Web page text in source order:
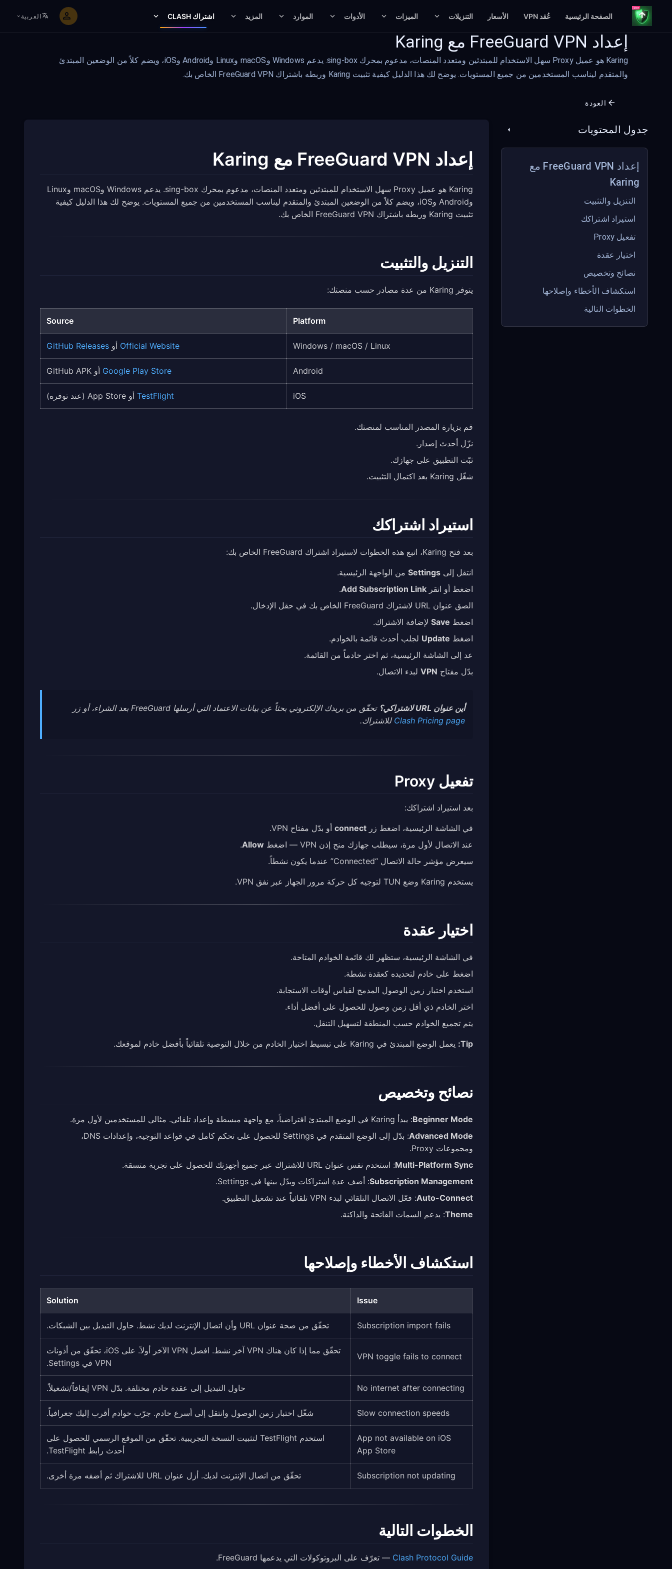
الصفحة الرئيسية عُقد VPN الأسعار التنزيلات الميزات الأدوات الموارد المزيد اشتراك CLASH العربية
إعداد FreeGuard VPN مع Karing
Karing هو عميل Proxy سهل الاستخدام للمبتدئين ومتعدد المنصات، مدعوم بمحرك sing-box. يدعم Windows وmacOS وLinux وAndroid وiOS، ويضم كلاً من الوضعين المبتدئ
والمتقدم ليناسب المستخدمين من جميع المستويات. يوضح لك هذا الدليل كيفية تثبيت Karing وربطه باشتراك FreeGuard VPN الخاص بك.
العودة
جدول المحتويات
إعداد FreeGuard VPN مع
Karing
التنزيل والتثبيت
استيراد اشتراكك
تفعيل Proxy
اختيار عقدة
نصائح وتخصيص
استكشاف الأخطاء وإصلاحها
الخطوات التالية
إعداد FreeGuard VPN مع Karing
Karing هو عميل Proxy سهل الاستخدام للمبتدئين ومتعدد المنصات، مدعوم بمحرك sing-box. يدعم Windows وmacOS وLinux
وAndroid وiOS، ويضم كلاً من الوضعين المبتدئ والمتقدم ليناسب المستخدمين من جميع المستويات. يوضح لك هذا الدليل كيفية
تثبيت Karing وربطه باشتراك FreeGuard VPN الخاص بك.
التنزيل والتثبيت
يتوفر Karing من عدة مصادر حسب منصتك:
Platform
Source
Windows / macOS / Linux
Official Website أو GitHub Releases
Android
Google Play Store أو GitHub APK
iOS
TestFlight أو App Store (عند توفره)
قم بزيارة المصدر المناسب لمنصتك.
نزّل أحدث إصدار.
ثبّت التطبيق على جهازك.
شغّل Karing بعد اكتمال التثبيت.
استيراد اشتراكك
بعد فتح Karing، اتبع هذه الخطوات لاستيراد اشتراك FreeGuard الخاص بك:
انتقل إلى Settings من الواجهة الرئيسية.
اضغط أو انقر Add Subscription Link
.
الصق عنوان URL لاشتراك FreeGuard الخاص بك في حقل الإدخال.
اضغط Save لإضافة الاشتراك.
اضغط Update لجلب أحدث قائمة بالخوادم.
عد إلى الشاشة الرئيسية، ثم اختر خادماً من القائمة.
بدّل مفتاح VPN لبدء الاتصال.
أين عنوان URL لاشتراكي؟
تحقّق من بريدك الإلكتروني بحثاً عن بيانات الاعتماد التي أرسلها FreeGuard بعد الشراء، أو زر
Clash Pricing page للاشتراك.
تفعيل Proxy
بعد استيراد اشتراكك:
في الشاشة الرئيسية، اضغط زر connect أو بدّل مفتاح VPN.
عند الاتصال لأول مرة، سيطلب جهازك منح إذن VPN — اضغط
Allow
.
سيعرض مؤشر حالة الاتصال “Connected” عندما يكون نشطاً.
يستخدم Karing وضع TUN لتوجيه كل حركة مرور الجهاز عبر نفق VPN.
اختيار عقدة
في الشاشة الرئيسية، ستظهر لك قائمة الخوادم المتاحة.
اضغط على خادم لتحديده كعقدة نشطة.
استخدم اختبار زمن الوصول المدمج لقياس أوقات الاستجابة.
اختر الخادم ذي أقل زمن وصول للحصول على أفضل أداء.
يتم تجميع الخوادم حسب المنطقة لتسهيل التنقل.
Tip: يعمل الوضع المبتدئ في Karing على تبسيط اختيار الخادم من خلال التوصية تلقائياً بأفضل خادم لموقعك.
نصائح وتخصيص
Beginner Mode: يبدأ Karing في الوضع المبتدئ افتراضياً، مع واجهة مبسطة وإعداد تلقائي. مثالي للمستخدمين لأول مرة.
Advanced Mode
: بدّل إلى الوضع المتقدم في Settings للحصول على تحكم كامل في قواعد التوجيه، وإعدادات DNS،
ومجموعات Proxy.
Multi-Platform Sync: استخدم نفس عنوان URL للاشتراك عبر جميع أجهزتك للحصول على تجربة متسقة.
Subscription Management: أضف عدة اشتراكات وبدّل بينها في Settings.
Auto-Connect: فعّل الاتصال التلقائي لبدء VPN تلقائياً عند تشغيل التطبيق.
Theme: يدعم السمات الفاتحة والداكنة.
استكشاف الأخطاء وإصلاحها
Issue
Solution
Subscription import fails تحقّق من صحة عنوان URL وأن اتصال الإنترنت لديك نشط. حاول التبديل بين الشبكات.
VPN toggle fails to connect
تحقّق مما إذا كان هناك VPN آخر نشط. افصل VPN الآخر أولاً. على iOS، تحقّق من أذونات
VPN في Settings.
No internet after connecting حاول التبديل إلى عقدة خادم مختلفة. بدّل VPN إيقافاً/تشغيلاً.
Slow connection speeds شغّل اختبار زمن الوصول وانتقل إلى أسرع خادم. جرّب خوادم أقرب إليك جغرافياً.
App not available on iOS
App Store
استخدم TestFlight لتثبيت النسخة التجريبية. تحقّق من الموقع الرسمي للحصول على
أحدث رابط TestFlight.
Subscription not updating تحقّق من اتصال الإنترنت لديك. أزل عنوان URL للاشتراك ثم أضفه مرة أخرى.
الخطوات التالية
Clash Protocol Guide — تعرّف على البروتوكولات التي يدعمها FreeGuard.